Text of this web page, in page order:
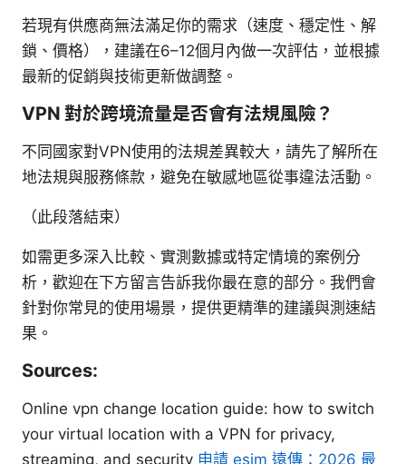
若現有供應商無法滿足你的需求（速度、穩定性、解
鎖、價格），建議在6–12個月內做一次評估，並根據
最新的促銷與技術更新做調整。
VPN 對於跨境流量是否會有法規風險？
不同國家對VPN使用的法規差異較大，請先了解所在
地法規與服務條款，避免在敏感地區從事違法活動。
（此段落結束）
如需更多深入比較、實測數據或特定情境的案例分
析，歡迎在下方留言告訴我你最在意的部分。我們會
針對你常見的使用場景，提供更精準的建議與測速結
果。
Sources:
Online vpn change location guide: how to switch
your virtual location with a VPN for privacy,
streaming, and security 申請 esim 遠傳：2026 最